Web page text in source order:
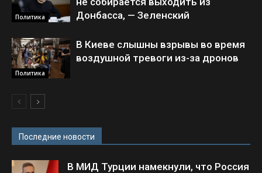
Политика
Донбасса, — Зеленский
Политика
В Киеве слышны взрывы во время
воздушной тревоги из-за дронов
Последние новости
В МИД Турции намекнули, что Россия